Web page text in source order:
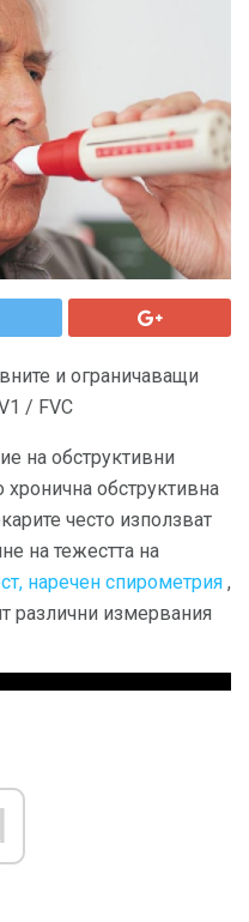
и ограничаващи
/ FVC
на обструктивни
обструктивна
често използват
на тежестта на
наречен спирометрия ,
различни измервания